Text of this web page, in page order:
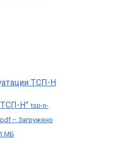
ТСП-Н” tsp-n-
– Загружено
МБ